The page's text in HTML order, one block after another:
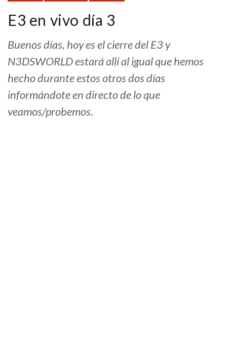
E3 en vivo día 3
Buenos días, hoy es el cierre del E3 y
N3DSWORLD estará allí al igual que hemos
hecho durante estos otros dos días
informándote en directo de lo que
veamos/probemos.